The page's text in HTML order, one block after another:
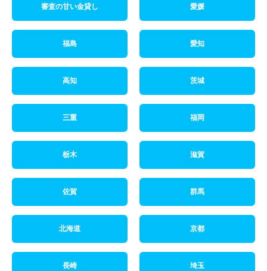
審査の甘い金貸し 愛媛
福島 愛知
高知 茨城
三重 福岡
栃木 滋賀
佐賀 群馬
北海道 京都
長崎 埼玉